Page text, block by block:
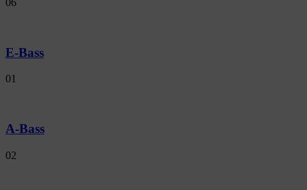
06
E-Bass
01
A-Bass
02